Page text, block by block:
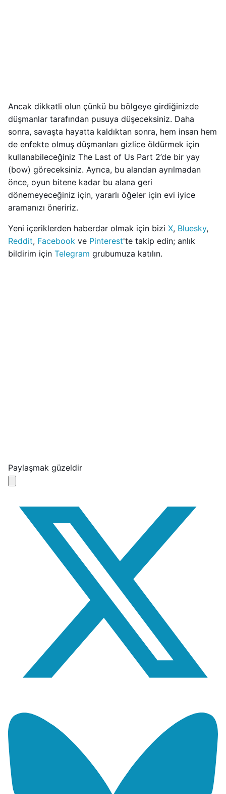
Ancak dikkatli olun çünkü bu bölgeye girdiğinizde
düşmanlar tarafından pusuya düşeceksiniz. Daha
sonra, savaşta hayatta kaldıktan sonra, hem insan hem
de enfekte olmuş düşmanları gizlice öldürmek için
kullanabileceğiniz The Last of Us Part 2’de bir yay
(bow) göreceksiniz. Ayrıca, bu alandan ayrılmadan
önce, oyun bitene kadar bu alana geri
dönemeyeceğiniz için, yararlı öğeler için evi iyice
aramanızı öneririz.
Yeni içeriklerden haberdar olmak için bizi X, Bluesky,
Reddit, Facebook ve Pinterest'te takip edin; anlık
bildirim için Telegram grubumuza katılın.
Paylaşmak güzeldir